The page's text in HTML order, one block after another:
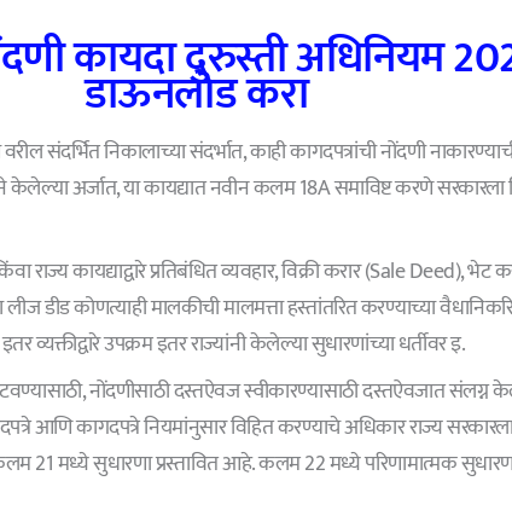
कायदा दुरुस्ती अधिनियम
डाऊनलोड करा
संदर्भित निकालाच्या संदर्भात, काही कागदपत्रांची नोंदणी
केलेल्या अर्जात, या कायद्यात नवीन कलम 18A समाविष्ट करणे सरकारला
राज्य कायद्याद्वारे प्रतिबंधित व्यवहार, विक्री करार (Sale Deed), भेट
डीड कोणत्याही मालकीची मालमत्ता हस्तांतरित करण्याच्या
व्यक्तीद्वारे उपक्रम इतर राज्यांनी केलेल्या सुधारणांच्या धर्तीवर इ.
नोंदणीसाठी दस्तऐवज स्वीकारण्यासाठी दस्तऐवजात संलग्न
आणि कागदपत्रे नियमांनुसार विहित करण्याचे अधिकार राज्य
21 मध्ये सुधारणा प्रस्तावित आहे. कलम 22 मध्ये परिणामात्मक